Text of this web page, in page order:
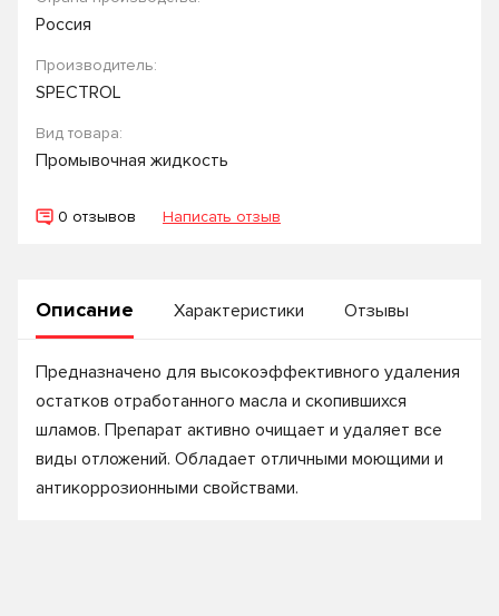
Россия
Производитель:
SPECTROL
Вид товара:
Промывочная жидкость
0 отзывов Написать отзыв
Описание Характеристики Отзывы
Предназначено для высокоэффективного удаления
остатков отработанного масла и скопившихся
шламов. Препарат активно очищает и удаляет все
виды отложений. Обладает отличными моющими и
антикоррозионными свойствами.